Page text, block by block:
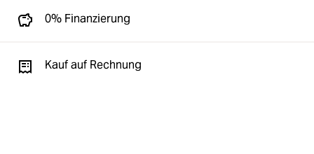
0% Finanzierung
Kauf auf Rechnung